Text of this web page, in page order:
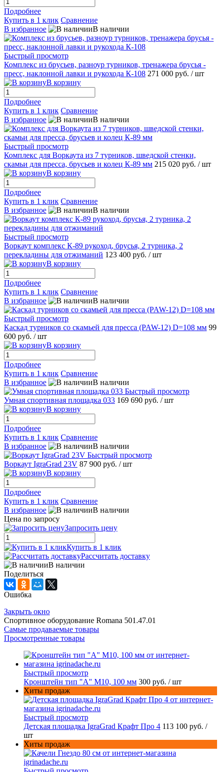
Подробнее
Купить в 1 клик Сравнение
В избранное
В наличии
Быстрый просмотр
Комплекс из брусьев, разноур турников, тренажера брусья -
пресс, наклонной лавки и рукохода К-108 271 000 руб. / шт
В корзину
Подробнее
Купить в 1 клик Сравнение
В избранное
В наличии
Быстрый просмотр
Комплекс для Воркаута из 7 турников, шведской стенки,
скамьи для пресса, брусьев и колец К-89 мм 215 020 руб. / шт
В корзину
Подробнее
Купить в 1 клик Сравнение
В избранное
В наличии
Быстрый просмотр
Воркаут комплекс К-89 рукоход, брусья, 2 турника, 2
перекладины для отжиманий 123 400 руб. / шт
В корзину
Подробнее
Купить в 1 клик Сравнение
В избранное
В наличии
Быстрый просмотр
Каскад турников со скамьей для пресса (PAW-12) D=108 мм 99
600 руб. / шт
В корзину
Подробнее
Купить в 1 клик Сравнение
В избранное
В наличии
Быстрый просмотр
Умная спортивная площадка 033 169 690 руб. / шт
В корзину
Подробнее
Купить в 1 клик Сравнение
В избранное
В наличии
Быстрый просмотр
Воркаут IgraGrad 23V 87 900 руб. / шт
В корзину
Подробнее
Купить в 1 клик Сравнение
В избранное
В наличии
Цена по запросу
Запросить цену
Купить в 1 клик
Рассчитать доставку
В наличии
Поделиться
Ошибка
Закрыть окно
Спортивное оборудование Romana 501.47.01
Самые продаваемые товары
Просмотренные товары
Быстрый просмотр
Кронштейн тип "A" M10, 100 мм 300 руб. / шт
Хиты продаж
Быстрый просмотр
Детская площадка IgraGrad Крафт Про 4 113 100 руб. /
шт
Хиты продаж